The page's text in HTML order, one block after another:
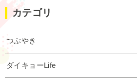
カテゴリ
つぶやき
ダイキョーLife